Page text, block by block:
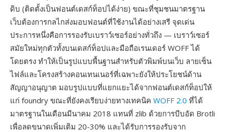
ดิบ (ติดตั้งเป็นฟอนต์เดสก์ท็อปได้ง่าย) ขณะที่ชุมชนมาตรฐาน
เว็บต้องการกลไกส่งมอบฟอนต์ที่ใช้งานได้อย่างเสรี จุดเด่น
ประการหนึ่งคือการรองรับเบราว์เซอร์อย่างทั่วถึง — เบราว์เซอร์
สมัยใหม่ทุกตัวทั้งบนเดสก์ท็อปและมือถือเรนเดอร์ WOFF ได้
โดยตรง ทำให้เป็นรูปแบบพื้นฐานสำหรับตัวพิมพ์บนเว็บ ลายเซ็น
ไฟล์และโครงสร้างคอนเทนเนอร์ที่เฉพาะยังให้ประโยชน์ด้าน
สัญญาอนุญาต มอบรูปแบบที่แยกแยะได้จากฟอนต์เดสก์ท็อปให้
แก่ foundry ขณะที่ยังคงเรียบง่ายทางเทคนิค WOFF 2.0 ที่ได้
มาตรฐานในเดือนมีนาคม 2018 แทนที่ zlib ด้วยการบีบอัด Brotli
เพื่อลดขนาดเพิ่มเติม 20-30% และได้รับการรองรับจาก